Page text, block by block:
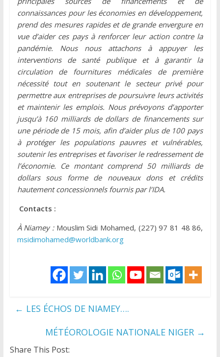
connaissances pour les économies en développement,
prend des mesures rapides et de grande envergure en
vue d’aider ces pays à renforcer leur action contre la
pandémie. Nous nous attachons à appuyer les
interventions de santé publique et à garantir la
circulation de fournitures médicales de première
nécessité tout en soutenant le secteur privé pour
permettre aux entreprises de poursuivre leurs activités
et maintenir les emplois. Nous prévoyons d’apporter
jusqu’à 160 milliards de dollars de financements sur
une période de 15 mois, afin d’aider plus de 100 pays
à protéger les populations pauvres et vulnérables,
soutenir les entreprises et favoriser le redressement de
l’économie. Ce montant comprend 50 milliards de
dollars sous forme de nouveaux dons et crédits
hautement concessionnels fournis par l’IDA.
Contacts :
À Niamey : Mouslim Sidi Mohamed, (227) 97 81 48 86,
msidimohamed@worldbank.org
← LES ÉCHOS DE NIAMEY….
MÉTÉOROLOGIE NATIONALE NIGER →
Share This Post: